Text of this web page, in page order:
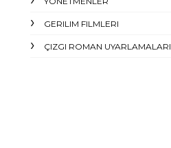
GERILIM FILMLERI
ÇIZGI ROMAN UYARLAMALARI